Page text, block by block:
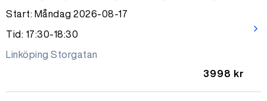
Start: Måndag 2026-08-17
Tid: 17:30-18:30
Linköping Storgatan
3998 kr
arrow_forward_ios